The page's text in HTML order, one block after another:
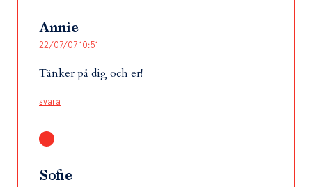
Annie
22/07/07 10:51
Tänker på dig och er!
svara
Sofie